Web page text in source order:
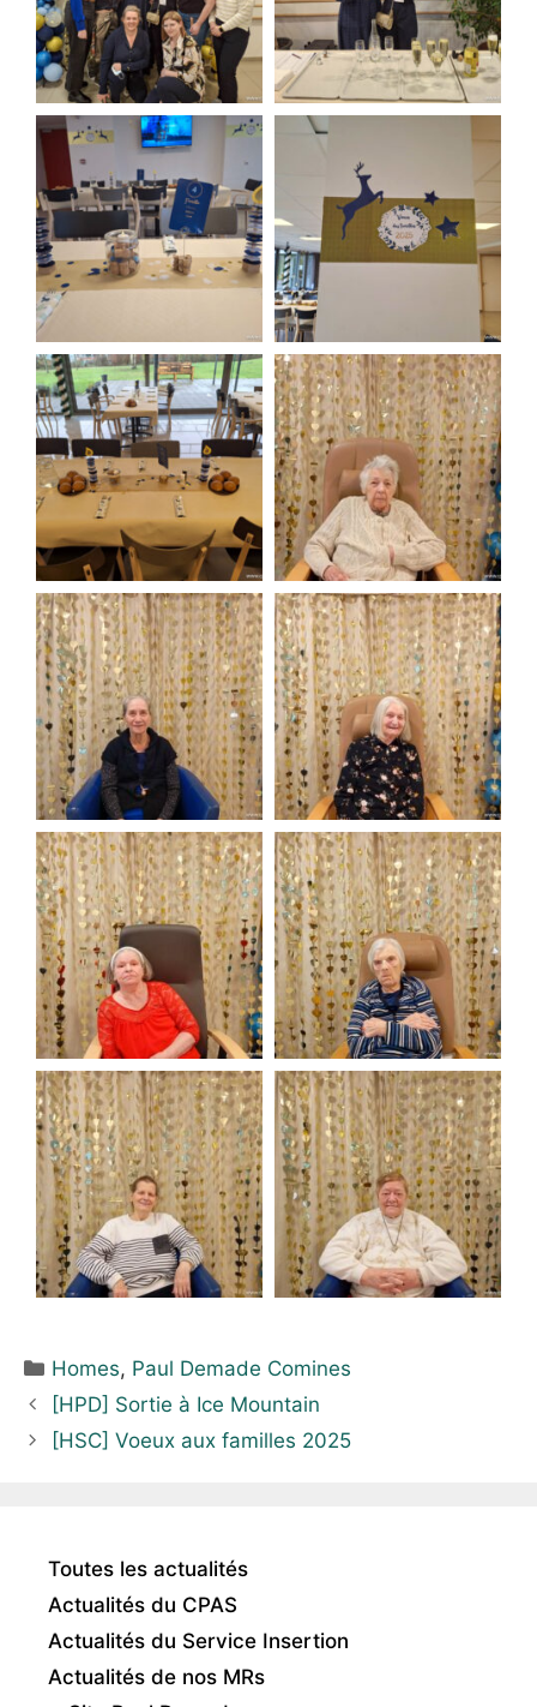
Homes, Paul Demade Comines
[HPD] Sortie à Ice Mountain
[HSC] Voeux aux familles 2025
Toutes les actualités
Actualités du CPAS
Actualités du Service Insertion
Actualités de nos MRs